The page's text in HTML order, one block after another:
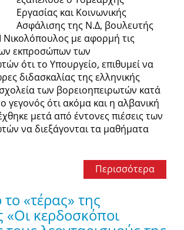
Εργασίας και Κοινωνικής
Ασφάλισης της Ν.Δ, βουλευτής
Νικολόπουλος με αφορμή τις
εκπροσώπων των
ότι το Υπουργείο, επιθυμεί να
διδασκαλίας της ελληνικής
των βορειοηπειρωτών κατά
γεγονός ότι ακόμα και η αλβανική
μετά από έντονες πιέσεις των
να διεξάγονται τα μαθήματα
Περισσότερα
«τέρας» της
«Οι κερδοσκόποι